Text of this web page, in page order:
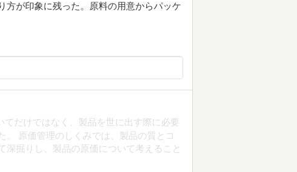
方が印象に残った。原料の用意からパッケ
てだけではなく、製品を世に出す際に必要
。 原価管理のしくみでは、製品の質とコ
深掘りし、製品の原価について考えること